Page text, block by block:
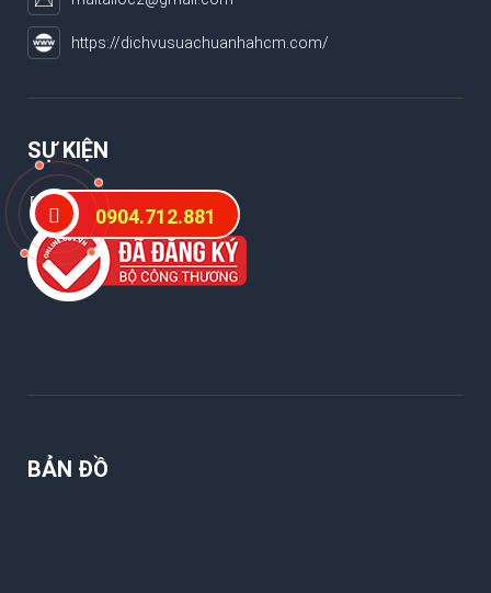
https://dichvusuachuanhahcm.com/
SỰ KIỆN
[WP-Coder id="1"]
BẢN ĐỒ
0904.712.881